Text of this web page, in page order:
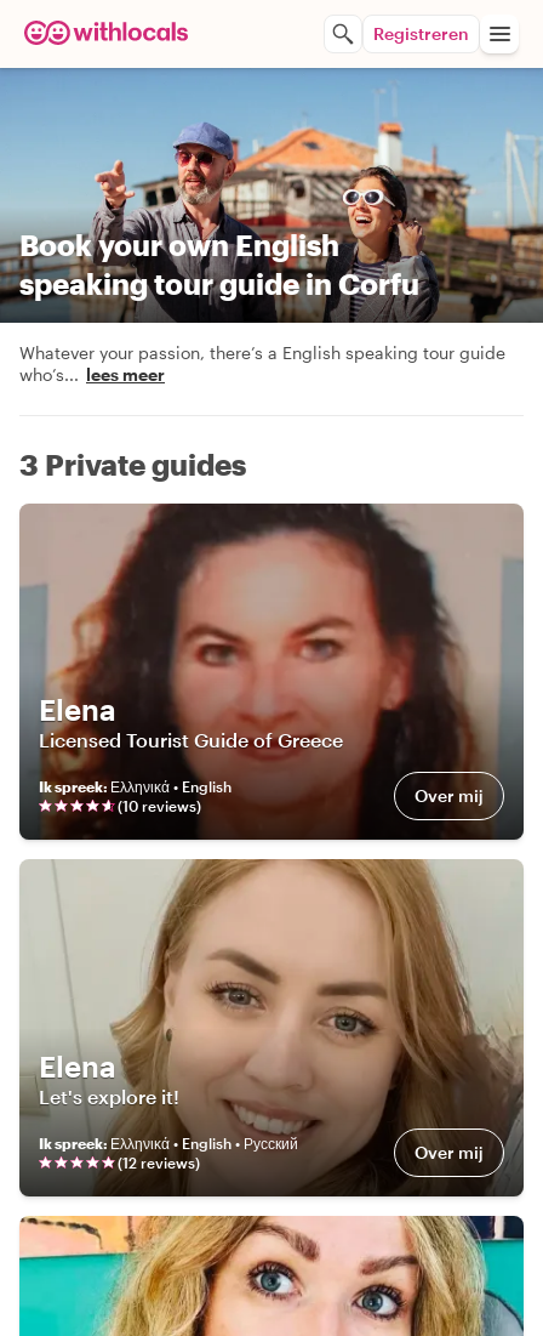
Registreren
Book your own English
speaking tour guide in Corfu
Whatever your passion, there’s a English speaking tour guide
who’s... lees meer
3 Private guides
Elena
Licensed Tourist Guide of Greece
Ik spreek: Ελληνικά • English
(10 reviews) Over mij
Elena
Let's explore it!
Ik spreek:Ελληνικά • English • Русский
(12 reviews) Over mij